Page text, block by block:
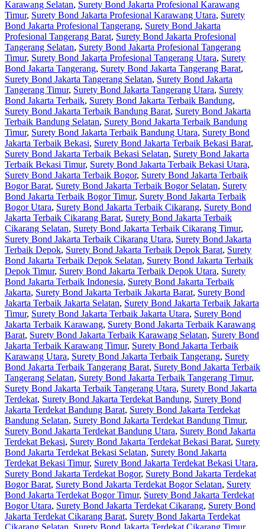
Karawang Selatan, Surety Bond Jakarta Profesional Karawang
Timur, Surety Bond Jakarta Profesional Karawang Utara, Surety
Bond Jakarta Profesional Tangerang, Surety Bond Jakarta
Profesional Tangerang Barat, Surety Bond Jakarta Profesional
Tangerang Selatan, Surety Bond Jakarta Profesional Tangerang
Timur, Surety Bond Jakarta Profesional Tangerang Utara, Surety
Bond Jakarta Tangerang, Surety Bond Jakarta Tangerang Barat,
Surety Bond Jakarta Tangerang Selatan, Surety Bond Jakarta
Tangerang Timur, Surety Bond Jakarta Tangerang Utara, Surety
Bond Jakarta Terbaik, Surety Bond Jakarta Terbaik Bandung,
Surety Bond Jakarta Terbaik Bandung Barat, Surety Bond Jakarta
Terbaik Bandung Selatan, Surety Bond Jakarta Terbaik Bandung
Timur, Surety Bond Jakarta Terbaik Bandung Utara, Surety Bond
Jakarta Terbaik Bekasi, Surety Bond Jakarta Terbaik Bekasi Barat,
Surety Bond Jakarta Terbaik Bekasi Selatan, Surety Bond Jakarta
Terbaik Bekasi Timur, Surety Bond Jakarta Terbaik Bekasi Utara,
Surety Bond Jakarta Terbaik Bogor, Surety Bond Jakarta Terbaik
Bogor Barat, Surety Bond Jakarta Terbaik Bogor Selatan, Surety
Bond Jakarta Terbaik Bogor Timur, Surety Bond Jakarta Terbaik
Bogor Utara, Surety Bond Jakarta Terbaik Cikarang, Surety Bond
Jakarta Terbaik Cikarang Barat, Surety Bond Jakarta Terbaik
Cikarang Selatan, Surety Bond Jakarta Terbaik Cikarang Timur,
Surety Bond Jakarta Terbaik Cikarang Utara, Surety Bond Jakarta
Terbaik Depok, Surety Bond Jakarta Terbaik Depok Barat, Surety
Bond Jakarta Terbaik Depok Selatan, Surety Bond Jakarta Terbaik
Depok Timur, Surety Bond Jakarta Terbaik Depok Utara, Surety
Bond Jakarta Terbaik Indonesia, Surety Bond Jakarta Terbaik
Jakarta, Surety Bond Jakarta Terbaik Jakarta Barat, Surety Bond
Jakarta Terbaik Jakarta Selatan, Surety Bond Jakarta Terbaik Jakarta
Timur, Surety Bond Jakarta Terbaik Jakarta Utara, Surety Bond
Jakarta Terbaik Karawang, Surety Bond Jakarta Terbaik Karawang
Barat, Surety Bond Jakarta Terbaik Karawang Selatan, Surety Bond
Jakarta Terbaik Karawang Timur, Surety Bond Jakarta Terbaik
Karawang Utara, Surety Bond Jakarta Terbaik Tangerang, Surety
Bond Jakarta Terbaik Tangerang Barat, Surety Bond Jakarta Terbaik
Tangerang Selatan, Surety Bond Jakarta Terbaik Tangerang Timur,
Surety Bond Jakarta Terbaik Tangerang Utara, Surety Bond Jakarta
Terdekat, Surety Bond Jakarta Terdekat Bandung, Surety Bond
Jakarta Terdekat Bandung Barat, Surety Bond Jakarta Terdekat
Bandung Selatan, Surety Bond Jakarta Terdekat Bandung Timur,
Surety Bond Jakarta Terdekat Bandung Utara, Surety Bond Jakarta
Terdekat Bekasi, Surety Bond Jakarta Terdekat Bekasi Barat, Surety
Bond Jakarta Terdekat Bekasi Selatan, Surety Bond Jakarta
Terdekat Bekasi Timur, Surety Bond Jakarta Terdekat Bekasi Utara,
Surety Bond Jakarta Terdekat Bogor, Surety Bond Jakarta Terdekat
Bogor Barat, Surety Bond Jakarta Terdekat Bogor Selatan, Surety
Bond Jakarta Terdekat Bogor Timur, Surety Bond Jakarta Terdekat
Bogor Utara, Surety Bond Jakarta Terdekat Cikarang, Surety Bond
Jakarta Terdekat Cikarang Barat, Surety Bond Jakarta Terdekat
Cikarang Selatan, Surety Bond Jakarta Terdekat Cikarang Timur,